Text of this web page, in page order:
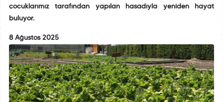
çocuklarımız tarafından yapılan hasadıyla yeniden hayat
buluyor.
8 Ağustos 2025